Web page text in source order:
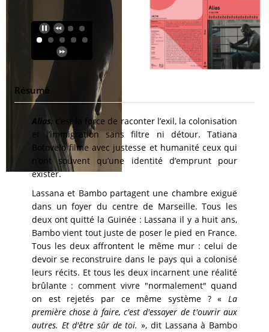
Résumé
Alias, c’est la force de raconter l’exil, la colonisation
et l’immigration sans filtre ni détour. Tatiana
Botovelo filme avec justesse et humanité ceux qui
n’ont souvent qu’une identité d’emprunt pour
exister.
Lassana et Bambo partagent une chambre exiguë
dans un foyer du centre de Marseille. Tous les
deux ont quitté la Guinée : Lassana il y a huit ans,
Bambo vient tout juste de poser le pied en France.
Tous les deux affrontent le même mur : celui de
devoir se reconstruire dans le pays qui a colonisé
leurs récits. Et tous les deux incarnent une réalité
brûlante : comment vivre "normalement" quand
on est rejetés par ce même système ? « La
première chose à faire, c'est d'essayer de t'ouvrir aux
autres. Et d'être sûr de toi.», dit Lassana à Bambo